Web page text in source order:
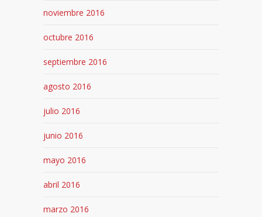
noviembre 2016
octubre 2016
septiembre 2016
agosto 2016
julio 2016
junio 2016
mayo 2016
abril 2016
marzo 2016